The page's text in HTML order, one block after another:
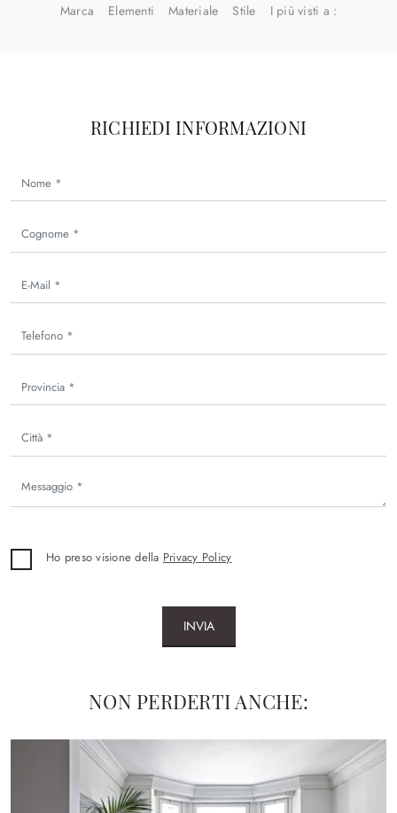
Marca Elementi Materiale Stile I più visti a :
RICHIEDI INFORMAZIONI
Ho preso visione della Privacy Policy
INVIA
NON PERDERTI ANCHE: